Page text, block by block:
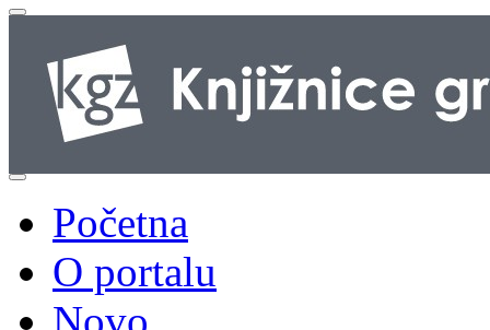
Početna
O portalu